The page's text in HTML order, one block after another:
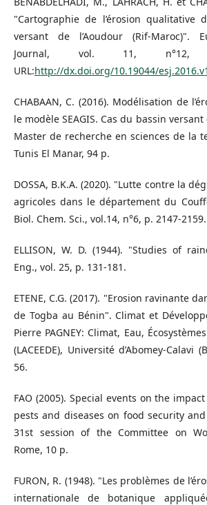
"Cartographie de l’érosion qualitative
versant de l’Aoudour (Rif-Maroc)".
Journal, vol. 11, n°12,
URL:http://dx.doi.org/10.19044/
CHABAAN, C. (2016). Modélisation de
le modèle SEAGIS. Cas du bassin
Master de recherche en sciences de la
Tunis El Manar, 94 p.
DOSSA, B.K.A. (2020). "Lutte contre la
agricoles dans le département du
Biol. Chem. Sci., vol.14, n°6, p. 2147-2159.
ELLISON, W. D. (1944). "Studies of
Eng., vol. 25, p. 131-181.
ETENE, C.G. (2017). "Erosion ravinante
de Togba au Bénin". Climat et
Pierre PAGNEY: Climat, Eau,
(LACEEDE), Université d’Abomey-Calavi
56.
FAO (2005). Special events on the
pests and diseases on food security
31st session of the Committee on
Rome, 10 p.
FURON, R. (1948). "Les problèmes de
internationale de botanique